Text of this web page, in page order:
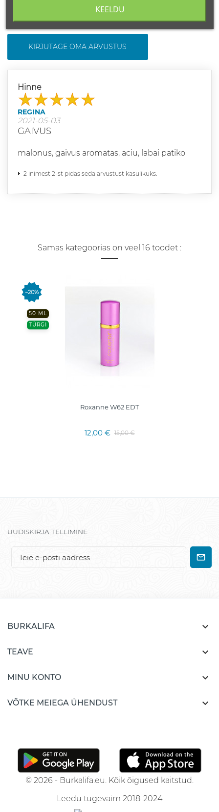
KIRJUTAGE OMA ARVUSTUS
Hinne
REGINA
2021-05-03
GAIVUS
malonus, gaivus aromatas, aciu, labai patiko
2 inimest 2-st pidas seda arvustust kasulikuks.
Samas kategoorias on veel 16 toodet :
−20%
50 ML
TÜRGI
Roxanne W62 EDT
12,00 € 15,00 €
UUDISKIRJA TELLIMINE
BURKALIFA 
TEAVE 
MINU KONTO 
VÕTKE MEIEGA ÜHENDUST 
© 2026 - Burkalifa.eu. Kõik õigused kaitstud.
Leedu tugevaim 2018-2024
KEELDU